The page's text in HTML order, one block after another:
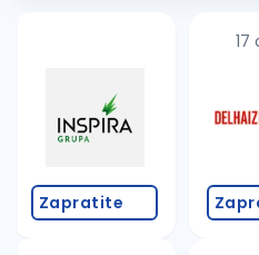
Zapratite
17